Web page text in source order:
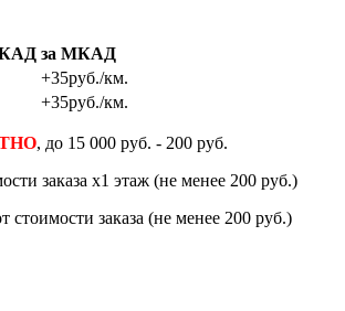
за МКАД
+35руб./км.
+35руб./км.
, до 15 000 руб. - 200 руб.
заказа х1 этаж (не менее 200 руб.)
стоимости заказа (не менее 200 руб.)